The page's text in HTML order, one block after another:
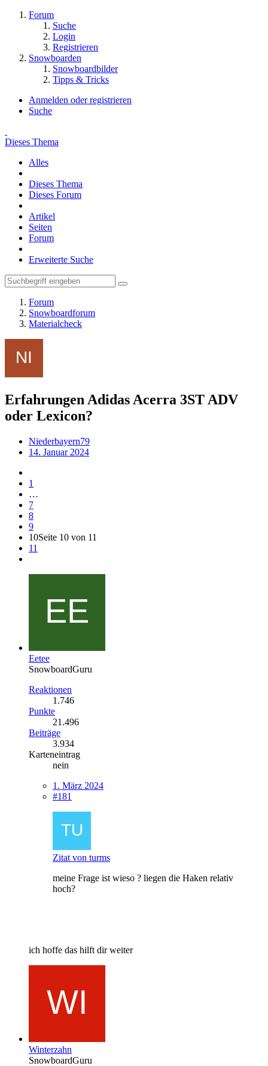
Forum
Suche
Login
Registrieren
Snowboarden
Snowboardbilder
Tipps & Tricks
Anmelden oder registrieren
Suche
Dieses Thema
Alles
Dieses Thema
Dieses Forum
Artikel
Seiten
Forum
Erweiterte Suche
Forum
Snowboardforum
Materialcheck
Erfahrungen Adidas Acerra 3ST ADV
oder Lexicon?
Niederbayern79
14. Januar 2024
1
…
7
8
9
10Seite 10 von 11
11
Eetee
SnowboardGuru
Reaktionen
1.746
Punkte
21.496
Beiträge
3.934
Karteneintrag
nein
1. März 2024
#181
Zitat von turms
meine Frage ist wieso ? liegen die Haken relativ
hoch?
ich hoffe das hilft dir weiter
Winterzahn
SnowboardGuru